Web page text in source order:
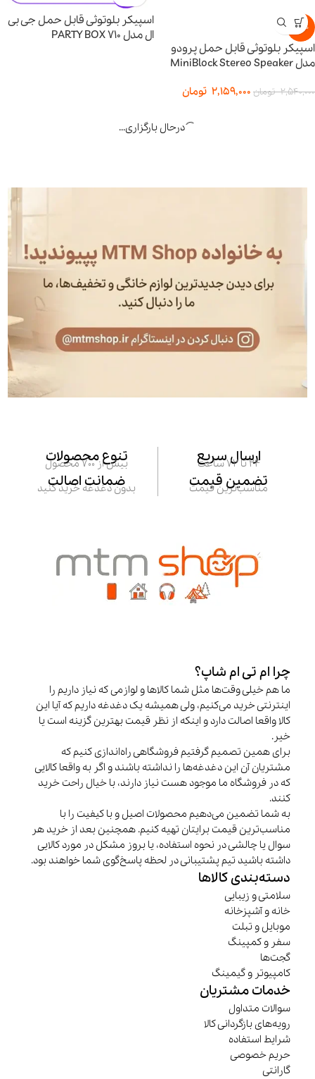
-15%
اسپیکر بلوتوثی قابل حمل پرودو
مدل MiniBlock Stereo Speaker
2,540,000 تومان 2,159,000 تومان
اسپیکر بلوتوثی قابل حمل جی بی
ال مدل PARTY BOX 710
درحال بارگزاری...
ارسال سریع
24 تا 72 ساعت تنوع محصولات
بیش از 700 محصول
تضمین قیمت
مناسب‌ترین قیمت ضمانت اصالت
بدون دغدغه خرید کنید
چرا ام تی ام شاپ؟
ما هم خیلی وقت‌ها مثل شما کالاها و لوازمی که نیاز داریم را
اینترنتی خرید می‌کنیم، ولی همیشه یک دغدغه داریم که آیا این
کالا واقعا اصالت دارد و اینکه از نظر قیمت بهترین گزینه است یا
خیر.
برای همین تصمیم گرفتیم فروشگاهی راه‌اندازی کنیم که
مشتریان آن این دغدغه‌ها را نداشته باشند و اگر به واقعا کالایی
که در فروشگاه ما موجود هست نیاز دارند، با خیال راحت خرید
کنند.
به شما تضمین می‌دهیم محصولات اصیل و با کیفیت را با
مناسب‌ترین قیمت برایتان تهیه کنیم. همچنین بعد از خرید هر
سوال یا چالشی در نحوه استفاده، یا بروز مشکل در مورد کالایی
داشته باشید تیم پشتیبانی در لحظه پاسخ‌گوی شما خواهند بود.
دسته‌بندی کالاها
سلامتی و زیبایی
خانه و آشپزخانه
موبایل و تبلت
سفر و کمپینگ
گجت‌ها
کامپیوتر و گیمینگ
خدمات مشتریان
سوالات متداول
رویه‌های بازگردانی کالا
شرایط استفاده
حریم خصوصی
گارانتی